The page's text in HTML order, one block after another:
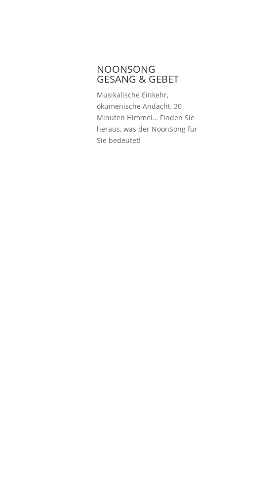
NOONSONG
GESANG & GEBET
Musikalische Einkehr,
ökumenische Andacht, 30
Minuten Himmel… Finden Sie
heraus, was der NoonSong für
Sie bedeutet!